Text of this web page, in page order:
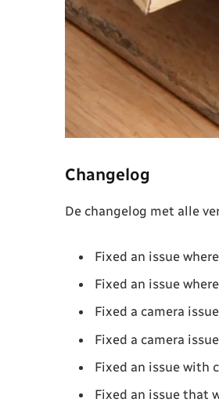
Changelog
De changelog met alle
Fixed an issue
Fixed an issue
Fixed a camera
Fixed a camera
Fixed an issue with
Fixed an issue that